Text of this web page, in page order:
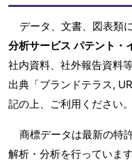
データ、文書、図表類
分析サービス パテント・
社内資料、社外報告資料
出典「ブランドテラス,
記の上、ご利用ください。
商標データは最新の特
解析・分析を行っていま